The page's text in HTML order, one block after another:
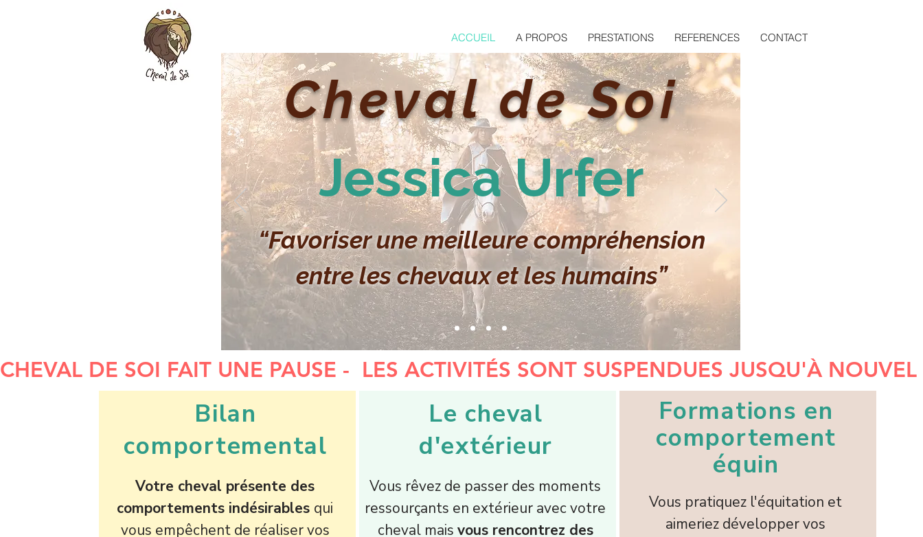
ACCUEIL A PROPOS PRESTATIONS REFERENCES CONTACT
Cheval de Soi
Jessica Urfer
“Favoriser une meilleure compréhension
entre les chevaux et les humains”
CHEVAL DE SOI FAIT UNE PAUSE -  LES ACTIVITÉS SONT SUSPENDUES JUSQU'À
Bilan
comportemental
Votre cheval présente des
comportements indésirables qui
vous empêchent de réaliser vos
Le cheval
d'extérieur
Vous rêvez de passer des moments
ressourçants en extérieur avec votre
cheval mais vous rencontrez des
Formations en
comportement
équin
Vous pratiquez l'équitation et
aimeriez développer vos